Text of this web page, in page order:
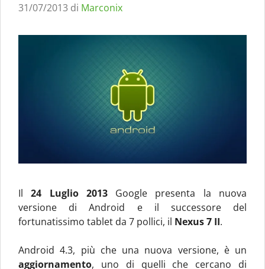
31/07/2013 di Marconix
Il24 Luglio 2013Google presenta la nuova
versione di Android e il successore del
fortunatissimo tablet da 7 pollici, il Nexus 7 II.
Android 4.3, più che una nuova versione, è un
aggiornamento, uno di quelli che cercano di